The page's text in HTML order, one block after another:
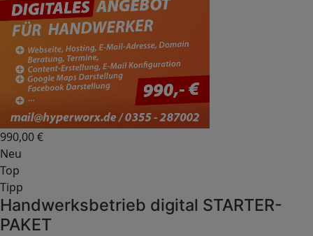
990,00€
Neu
Top
Tipp
Handwerksbetrieb digital STARTER-
PAKET